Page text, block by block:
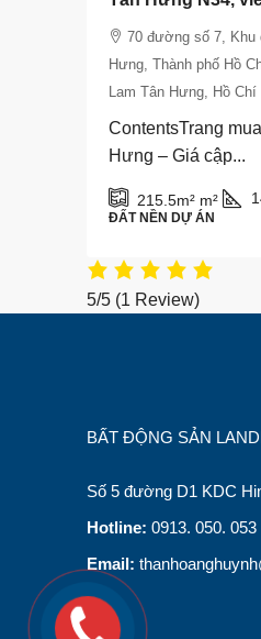
70 đường số 7, Khu
Hưng, Thành phố Hồ
Lam Tân Hưng, Hồ
ContentsTrang
Hưng – Giá cập...
215.5m² m²
ĐẤT NỀN DỰ ÁN
5/5 (1 Review)
BẤT ĐỘNG SẢN
Số 5 đường D1 KDC
Hotline: 0913. 050. 053
Email: